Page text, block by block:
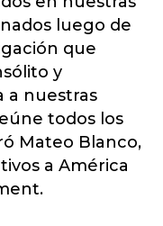
luego de
que
y
a nuestras
todos los
Mateo Blanco,
a América